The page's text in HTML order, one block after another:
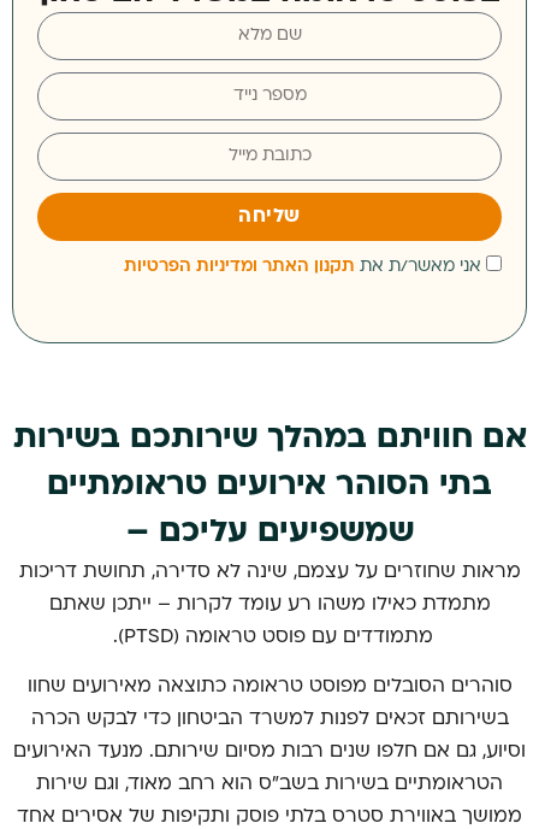
אני מאשר/ת את תקנון האתר ומדיניות הפרטיות
שליחה
אם חוויתם במהלך שירותכם בשירות
בתי הסוהר אירועים טראומתיים
שמשפיעים עליכם –
מראות שחוזרים על עצמם, שינה לא סדירה, תחושת דריכות
מתמדת כאילו משהו רע עומד לקרות – ייתכן שאתם
מתמודדים עם פוסט טראומה (PTSD).
סוהרים הסובלים מפוסט טראומה כתוצאה מאירועים שחוו
בשירותם זכאים לפנות למשרד הביטחון כדי לבקש הכרה
וסיוע, גם אם חלפו שנים רבות מסיום שירותם. מנעד האירועים
הטראומתיים בשירות בשב"ס הוא רחב מאוד, וגם שירות
ממושך באווירת סטרס בלתי פוסק ותקיפות של אסירים אחד